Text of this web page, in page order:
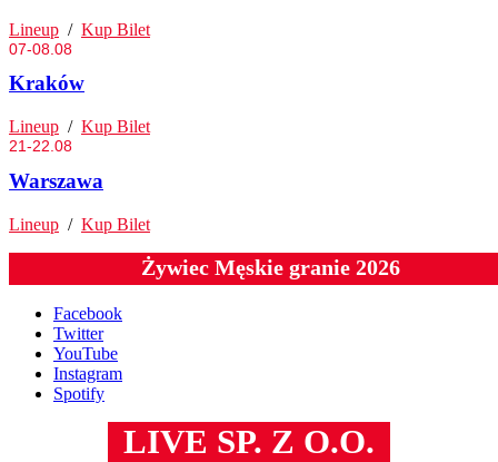
Lineup / Kup Bilet
07-08.08
Kraków
Lineup / Kup Bilet
21-22.08
Warszawa
Lineup / Kup Bilet
Żywiec Męskie granie 2026
Facebook
Twitter
YouTube
Instagram
Spotify
LIVE SP. Z O.O.